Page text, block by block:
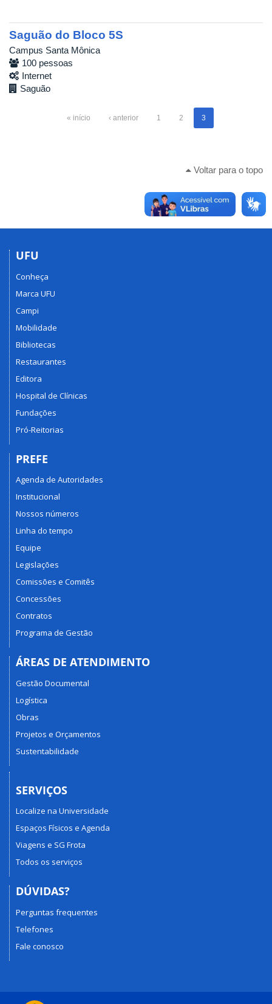
Saguão do Bloco 5S
Campus Santa Mônica
100 pessoas
Internet
Saguão
« início ‹ anterior 1 2 3
Voltar para o topo
UFU
Conheça
Marca UFU
Campi
Mobilidade
Bibliotecas
Restaurantes
Editora
Hospital de Clínicas
Fundações
Pró-Reitorias
PREFE
Agenda de Autoridades
Institucional
Nossos números
Linha do tempo
Equipe
Legislações
Comissões e Comitês
Concessões
Contratos
Programa de Gestão
ÁREAS DE ATENDIMENTO
Gestão Documental
Logística
Obras
Projetos e Orçamentos
Sustentabilidade
SERVIÇOS
Localize na Universidade
Espaços Físicos e Agenda
Viagens e SG Frota
Todos os serviços
DÚVIDAS?
Perguntas frequentes
Telefones
Fale conosco